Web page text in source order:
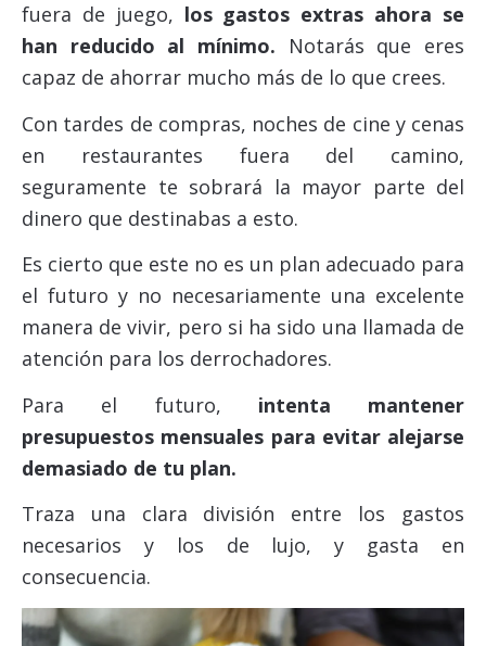
fuera de juego, los gastos extras ahora se
han reducido al mínimo. Notarás que eres
capaz de ahorrar mucho más de lo que crees.
Con tardes de compras, noches de cine y cenas
en restaurantes fuera del camino,
seguramente te sobrará la mayor parte del
dinero que destinabas a esto.
Es cierto que este no es un plan adecuado para
el futuro y no necesariamente una excelente
manera de vivir, pero si ha sido una llamada de
atención para los derrochadores.
Para el futuro, intenta mantener
presupuestos mensuales para evitar alejarse
demasiado de tu plan.
Traza una clara división entre los gastos
necesarios y los de lujo, y gasta en
consecuencia.